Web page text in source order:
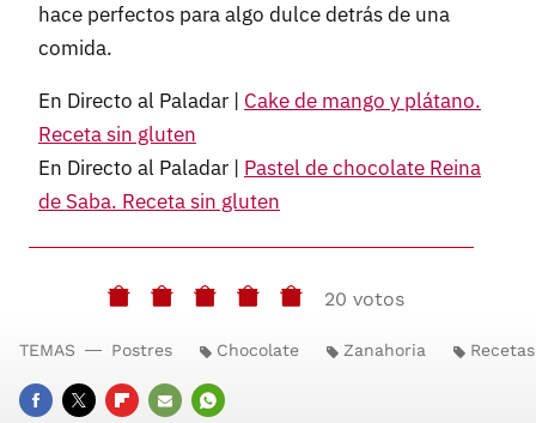
hace perfectos para algo dulce detrás de una
comida.
En Directo al Paladar | Cake de mango y plátano.
Receta sin gluten
En Directo al Paladar | Pastel de chocolate Reina
de Saba. Receta sin gluten
20 votos
TEMAS Postres Chocolate Zanahoria